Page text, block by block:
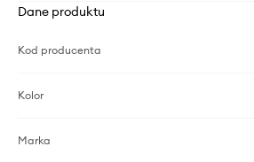
Dane produktu
Kod producenta
Kolor
Marka